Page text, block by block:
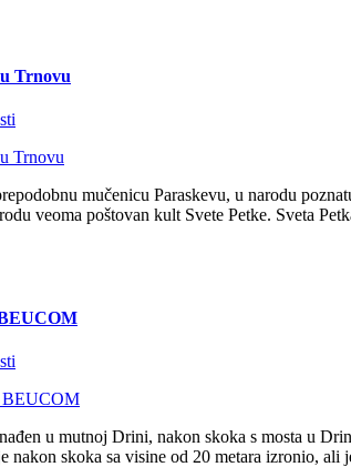
Trnovu
mučenicu Paraskevu, u narodu
veoma poštovan kult Svete Petke. Sveta
u mutnoj Drini, nakon skoka s mosta u
skoka sa visine od 20 metara izronio, ali